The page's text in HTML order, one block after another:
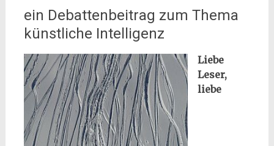
ein Debattenbeitrag zum Thema
künstliche Intelligenz
Liebe
Leser,
liebe